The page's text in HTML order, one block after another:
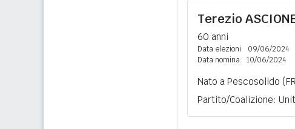
Terezio
60 anni
Data elezioni:
09/06/2024
Data nomina: 10/06/2024
Nato a Pescosolido
Partito/Coalizione: